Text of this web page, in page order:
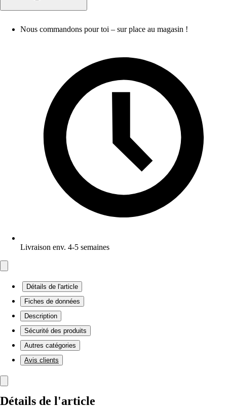
Nous commandons pour toi – sur place au magasin !
Livraison env. 4-5 semaines
Détails de l'article
Fiches de données
Description
Sécurité des produits
Autres catégories
Avis clients
Détails de l'article